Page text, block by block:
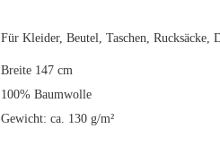
Für Kleider, Beutel, Taschen, Rucksäcke,
Breite 147 cm
100% Baumwolle
Gewicht: ca. 130 g/m²